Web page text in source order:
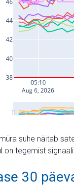
suhe näitab
on tegemist signaali
30